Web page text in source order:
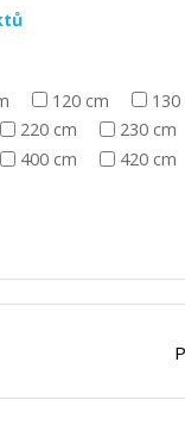
120 cm 130
220 cm 230 cm
400 cm 420 cm